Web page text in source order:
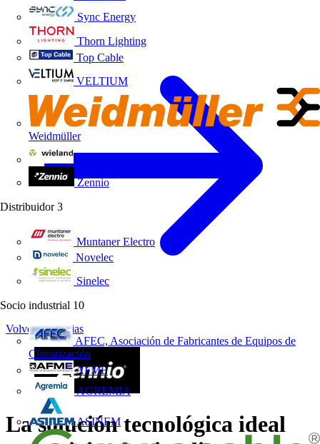
Sync Energy
Thorn Lighting
Top Cable
VELTIUM
Weidmüller
Zennio
Distribuidor 3
Muntaner Electro
Novelec
Sinelec
Socio industrial 10
AFEC, Asociación de Fabricantes de Equipos de
Climatización
AFME
AGREMIA
ASINEM
Volver a Noticias
La solución tecnológica ideal